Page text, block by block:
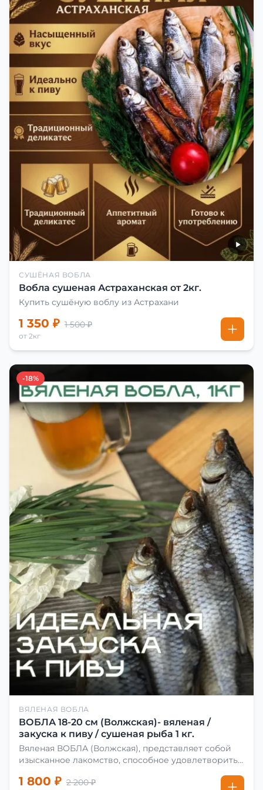
СУШЁНАЯ ВОБЛА
Вобла сушеная Астраханская от 2кг.
Купить сушёную воблу из Астрахани
1 350 ₽ 1 500 ₽
от 2кг
-18%
ВЯЛЕНАЯ ВОБЛА
ВОБЛА 18-20 см (Волжская)- вяленая /
закуска к пиву / сушеная рыба 1 кг.
Вяленая ВОБЛА (Волжская), представляет собой
изысканное лакомство, способное удовлетворить
сделать вяленую воблу, её сначала хорошо солят.
1 800 ₽ 2 200 ₽